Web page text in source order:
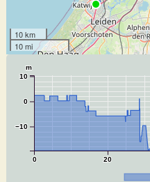
10 km
10 mi
0 20
−10
0
10
m